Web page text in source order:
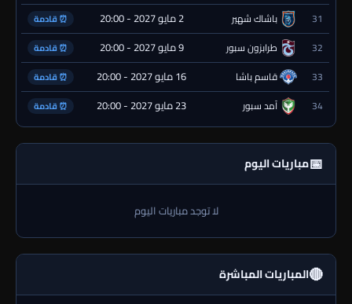
31 باشاك شهير 2 مايو 2027 - 20:00 ⏰ قادمة
32 طرابزون سبور 9 مايو 2027 - 20:00 ⏰ قادمة
33 قاسم باشا 16 مايو 2027 - 20:00 ⏰ قادمة
34 آمد سبور 23 مايو 2027 - 20:00 ⏰ قادمة
📅مباريات اليوم
لا توجد مباريات اليوم
🔴المباريات المباشرة